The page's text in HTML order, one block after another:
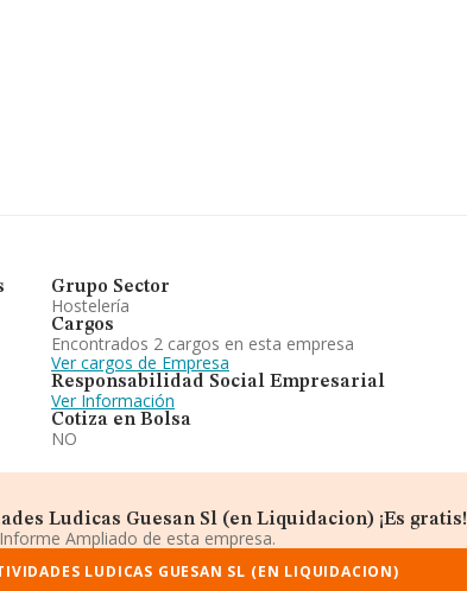
Grupo Sector
Hostelería
Cargos
Encontrados 2 cargos en esta empresa
Ver cargos de Empresa
Responsabilidad Social Empresarial
Ver Información
Cotiza en Bolsa
NO
Ludicas Guesan Sl (en Liquidacion) ¡Es gratis!
Ampliado de esta empresa.
LUDICAS GUESAN SL (EN LIQUIDACION)